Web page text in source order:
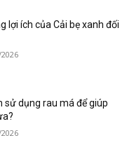
lợi ích của Cải bẹ xanh đối
sử dụng rau má để giúp